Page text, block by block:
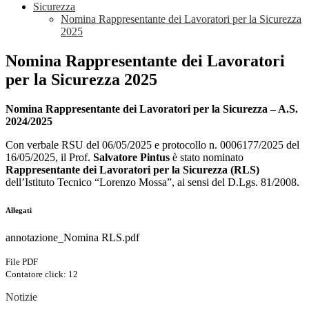
Sicurezza
Nomina Rappresentante dei Lavoratori per la Sicurezza
2025
Nomina Rappresentante dei Lavoratori
per la Sicurezza 2025
Nomina Rappresentante dei Lavoratori per la Sicurezza – A.S.
2024/2025
Con verbale RSU del 06/05/2025 e protocollo n. 0006177/2025 del
16/05/2025, il Prof. Salvatore Pintus è stato nominato
Rappresentante dei Lavoratori per la Sicurezza (RLS)
dell’Istituto Tecnico “Lorenzo Mossa”, ai sensi del D.Lgs. 81/2008.
Allegati
annotazione_Nomina RLS.pdf
File PDF
Contatore click: 12
Notizie